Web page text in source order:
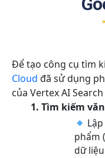
Để tạo công cụ tìm
Cloud đã sử dụng
của Vertex AI
1. Tìm kiếm
phẩm
dữ